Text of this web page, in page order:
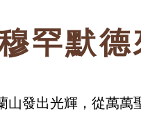
罕默德
發出光輝，從萬